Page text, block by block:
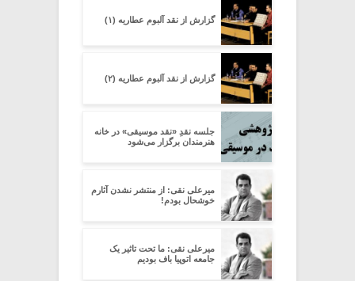
گزارش از نقد آلبوم عطاریه (۱)
گزارش از نقد آلبوم عطاریه (۲)
جلسه نقدِ «نقد موسیقی» در خانه
هنرمندان برگزار می‌شود
میرعلی نقی: از منتشر نشدن آثارم
خوشحال بودم!
میرعلی نقی: ما تحت تاثیر یک
جامعه اتوپیا باف بودیم